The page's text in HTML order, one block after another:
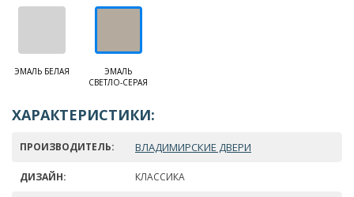
ЭМАЛЬ БЕЛАЯ
ЭМАЛЬ
СВЕТЛО-СЕРАЯ
ХАРАКТЕРИСТИКИ:
ПРОИЗВОДИТЕЛЬ: ВЛАДИМИРСКИЕ ДВЕРИ
ДИЗАЙН: КЛАССИКА